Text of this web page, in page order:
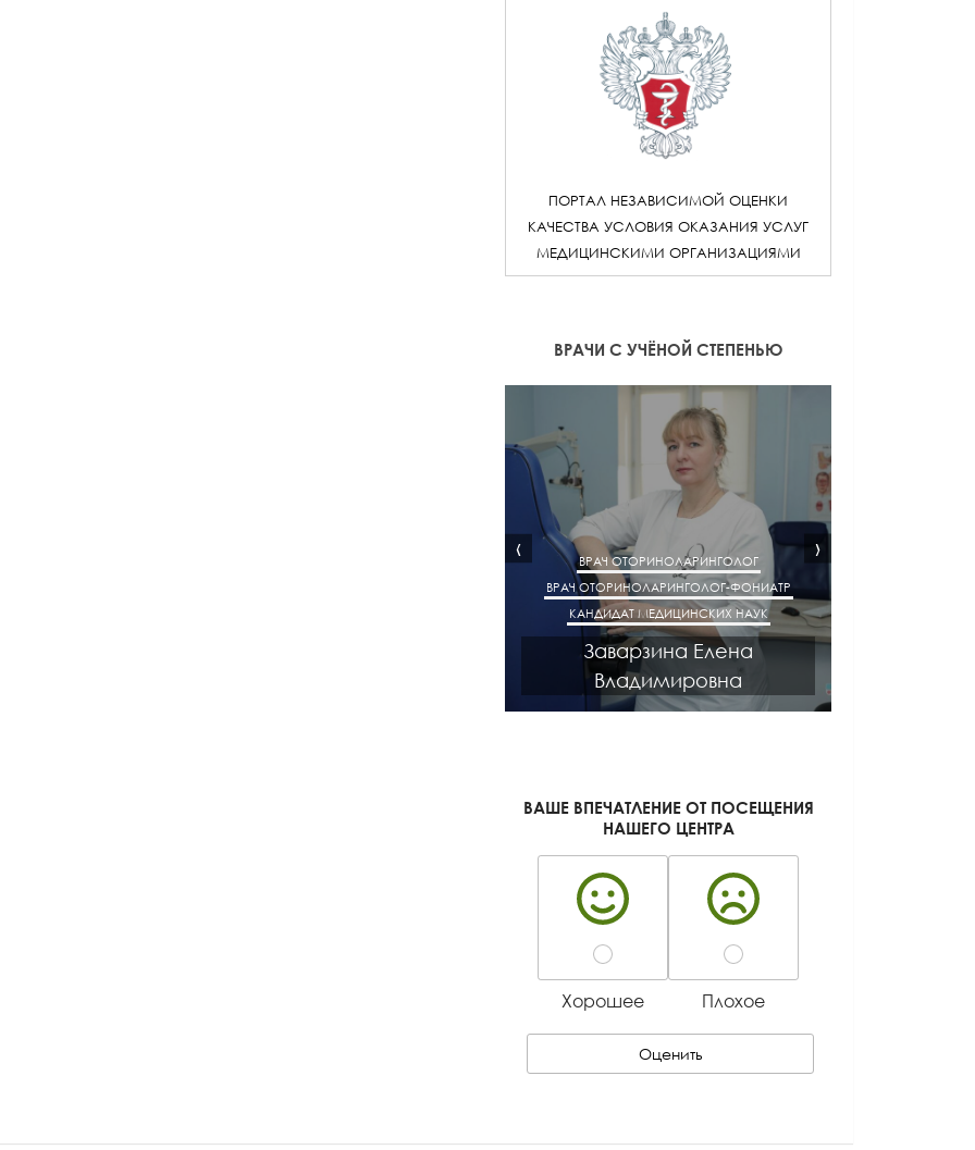
ПОРТАЛ НЕЗАВИСИМОЙ ОЦЕНКИ
КАЧЕСТВА УСЛОВИЯ ОКАЗАНИЯ УСЛУГ
МЕДИЦИНСКИМИ ОРГАНИЗАЦИЯМИ
ВРАЧИ С УЧЁНОЙ СТЕПЕНЬЮ
ВРАЧ ОТОРИНОЛАРИНГОЛОГ
ВРАЧ ОТОРИНОЛАРИНГОЛОГ-ФОНИАТР
КАНДИДАТ МЕДИЦИНСКИХ НАУК
Заварзина Елена
Владимировна
‹ ›
ВАШЕ ВПЕЧАТЛЕНИЕ ОТ ПОСЕЩЕНИЯ
НАШЕГО ЦЕНТРА
Хорошее Плохое
Оценить